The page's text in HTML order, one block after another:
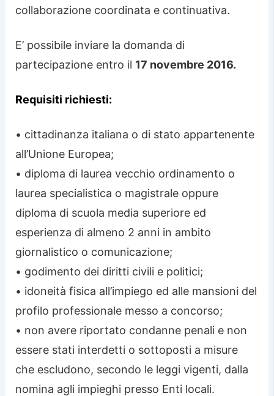
collaborazione coordinata e continuativa.
E’ possibile inviare la domanda di
partecipazione entro il 17 novembre 2016.
Requisiti richiesti:
• cittadinanza italiana o di stato appartenente
all’Unione Europea;
• diploma di laurea vecchio ordinamento o
laurea specialistica o magistrale oppure
diploma di scuola media superiore ed
esperienza di almeno 2 anni in ambito
giornalistico o comunicazione;
• godimento dei diritti civili e politici;
• idoneità fisica all’impiego ed alle mansioni del
profilo professionale messo a concorso;
• non avere riportato condanne penali e non
essere stati interdetti o sottoposti a misure
che escludono, secondo le leggi vigenti, dalla
nomina agli impieghi presso Enti locali.